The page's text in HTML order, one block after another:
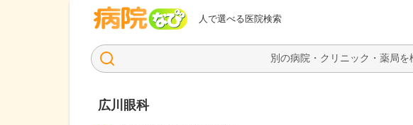
人で選べる医院検索
病院なび
広川眼科